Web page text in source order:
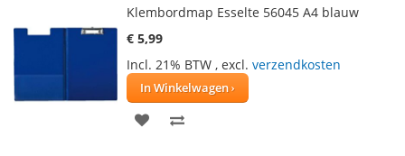
Klembordmap Esselte 56045 A4 blauw
€ 5,99
Incl. 21% BTW , excl. verzendkosten
In Winkelwagen
VOEG